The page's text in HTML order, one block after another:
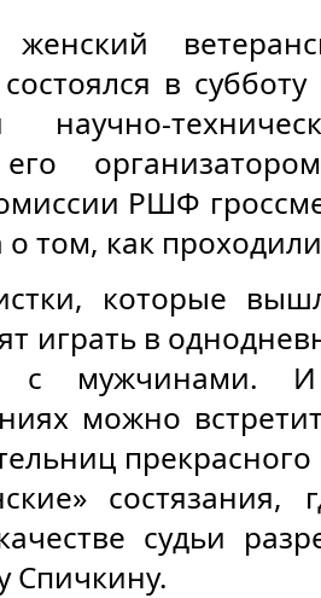
женский
в
научно-
РШФ
о том, как
которые
играть в
с мужчинами.
можно
судьи
Спичкину.